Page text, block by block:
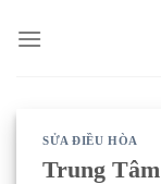
qua
SỬA ĐIỀU HÒA
Trung